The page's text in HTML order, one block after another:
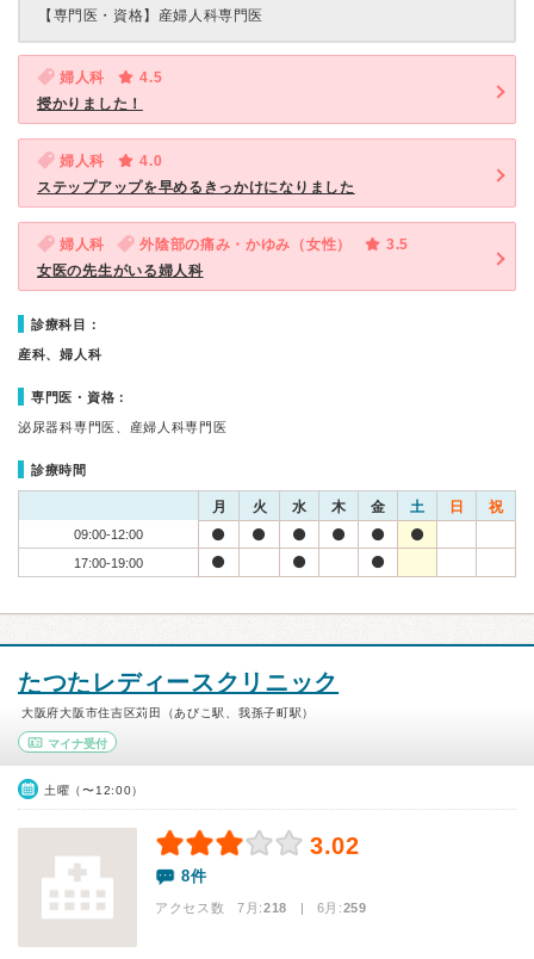
【専門医・資格】 産婦人科専門医
婦人科
4.5
授かりました！
婦人科
4.0
ステップアップを早めるきっかけになりました
婦人科 外陰部の痛み・かゆみ（女性）
3.5
女医の先生がいる婦人科
診療科目：
産科、婦人科
専門医・資格：
泌尿器科専門医、産婦人科専門医
診療時間
月 火 水 木 金 土 日 祝
09:00-12:00
17:00-19:00
たつたレディースクリニック
大阪府大阪市住吉区苅田（あびこ駅、我孫子町駅）
マイナ受付
土曜（〜12:00）
3.02
8件
アクセス数 7月:218 | 6月:259